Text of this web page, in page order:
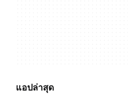
แอปล่าสุด